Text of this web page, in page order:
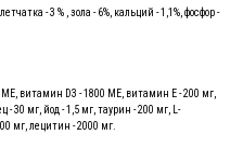
- 3 % , зола - 6%, кальций - 1,1%, фосфор -
витамин D3 - 1800 МЕ, витамин E - 200 мг,
- 30 мг, йод - 1,5 мг, таурин - 200 мг, L-
мг, лецитин - 2000 мг.